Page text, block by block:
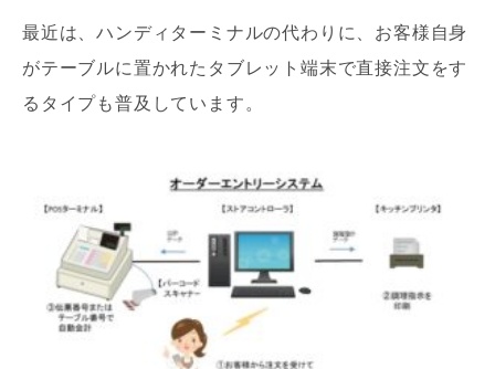
最近は、ハンディターミナルの代わりに、お客様自身
がテーブルに置かれたタブレット端末で直接注文をす
るタイプも普及しています。